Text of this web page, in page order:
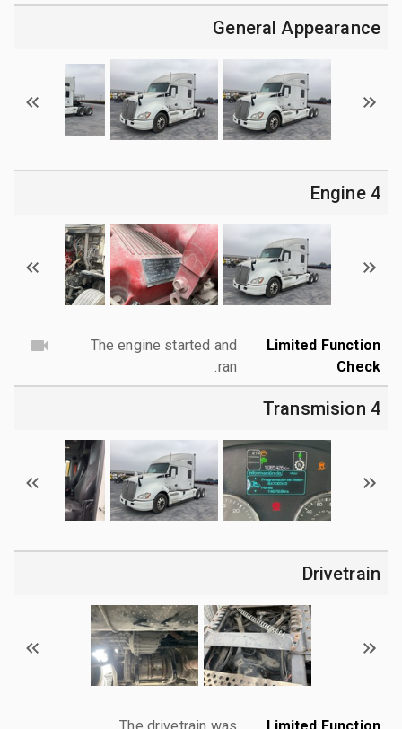
General Appearance
4 Engine
Limited Function
Check
The engine started and
ran.
4 Transmision
Drivetrain